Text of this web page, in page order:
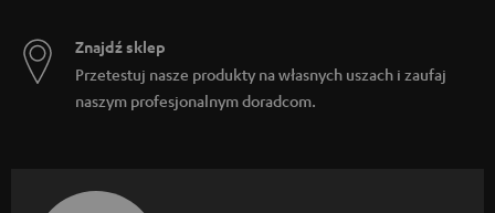
Znajdź sklep
Przetestuj nasze produkty na własnych uszach i zaufaj
naszym profesjonalnym doradcom.